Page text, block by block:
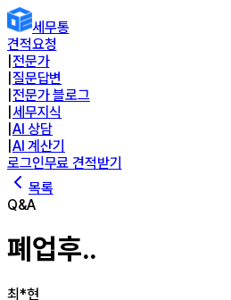
세무통
견적요청
전문가
질문답변
전문가 블로그
세무지식
AI 상담
AI 계산기
로그인무료 견적받기
목록
Q&A
폐업후..
최*현